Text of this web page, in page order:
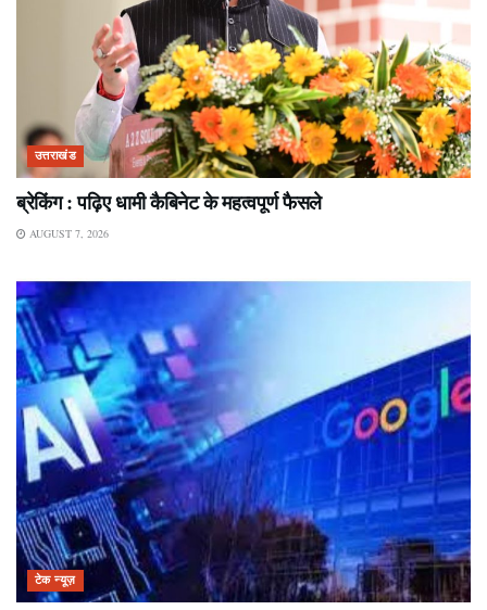
उत्तराखंड
ब्रेकिंग : पढ़िए धामी कैबिनेट के महत्वपूर्ण फैसले
AUGUST 7, 2026
टेक न्यूज़